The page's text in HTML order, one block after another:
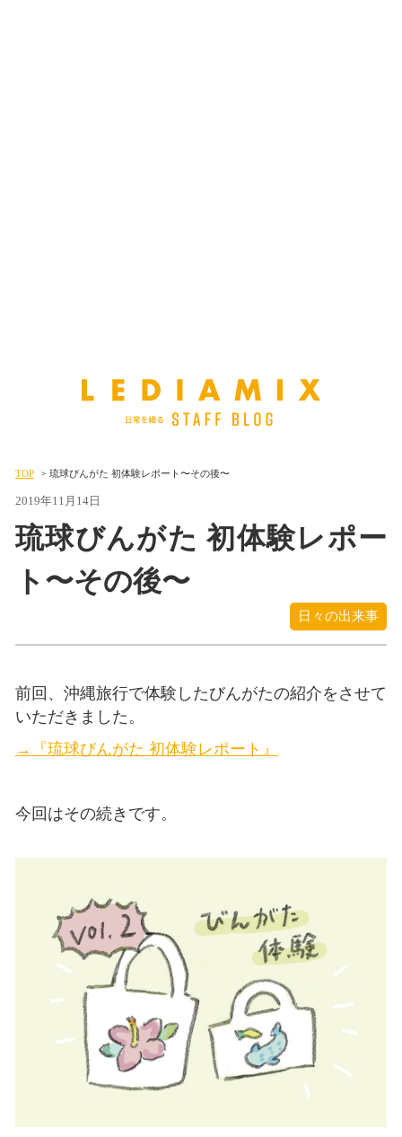
TOP 琉球びんがた 初体験レポート〜その後〜
2019年11月14日
琉球びんがた 初体験レポー
ト〜その後〜
日々の出来事
前回、沖縄旅行で体験したびんがたの紹介をさせて
いただきました。
→『琉球びんがた 初体験レポート』
今回はその続きです。